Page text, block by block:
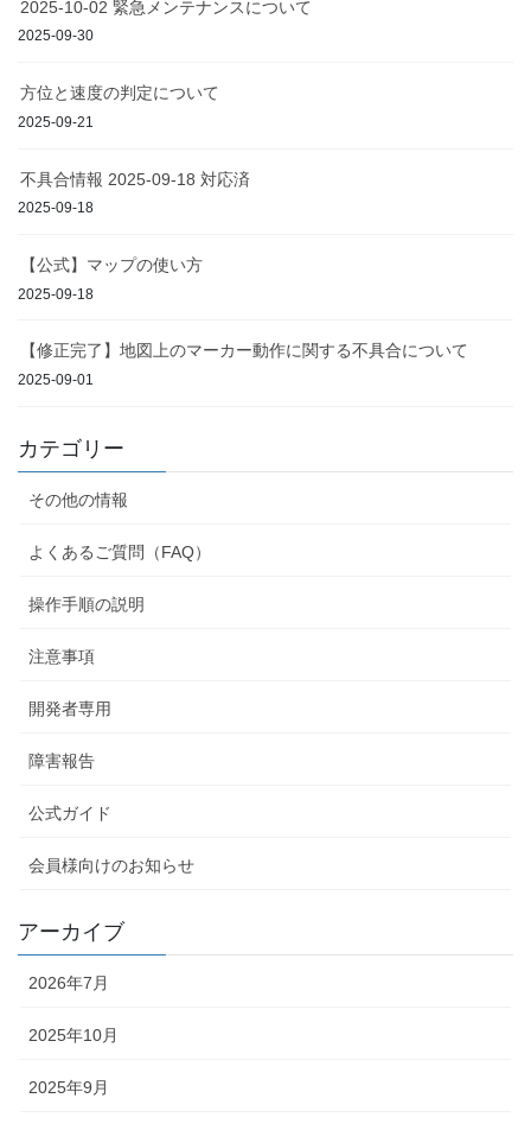
2025-10-02 緊急メンテナンスについて
2025-09-30
方位と速度の判定について
2025-09-21
不具合情報 2025-09-18 対応済
2025-09-18
【公式】マップの使い方
2025-09-18
【修正完了】地図上のマーカー動作に関する不具合について
2025-09-01
カテゴリー
その他の情報
よくあるご質問（FAQ）
操作手順の説明
注意事項
開発者専用
障害報告
公式ガイド
会員様向けのお知らせ
アーカイブ
2026年7月
2025年10月
2025年9月